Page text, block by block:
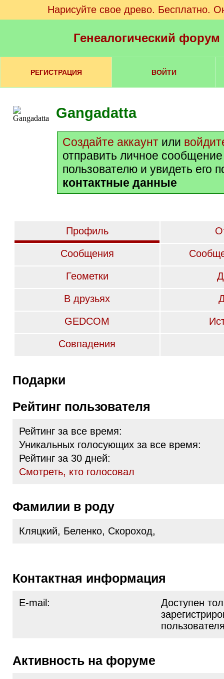
Нарисуйте свое древо. Бесплатно.
Генеалогический
РЕГИСТРАЦИЯ ВОЙТИ
Gangadatta
Создайте аккаунт или
отправить личное
пользователю и увидеть его
контактные данные
Профиль
Сообщения
Геометки
В друзьях
GEDCOM
Совпадения
Подарки
Рейтинг пользователя
Рейтинг за все время:
Уникальных голосующих за все время:
Рейтинг за 30 дней:
Cмотреть, кто голосовал
Фамилии в роду
Кляцкий, Беленко, Скороход,
Контактная информация
E-mail:
Доступен
Активность на форуме